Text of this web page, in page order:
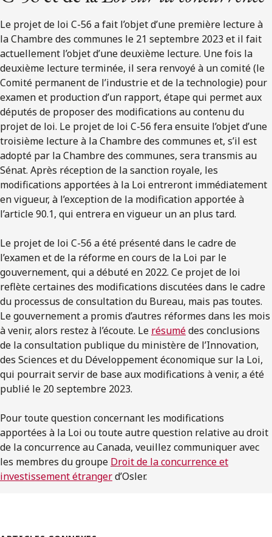
Le projet de loi C-56 a fait l’objet d’une première lecture à
la Chambre des communes le 21 septembre 2023 et il fait
actuellement l’objet d’une deuxième lecture. Une fois la
deuxième lecture terminée, il sera renvoyé à un comité (le
Comité permanent de l’industrie et de la technologie) pour
examen et production d’un rapport, étape qui permet aux
députés de proposer des modifications au contenu du
projet de loi. Le projet de loi C-56 fera ensuite l’objet d’une
troisième lecture à la Chambre des communes et, s’il est
adopté par la Chambre des communes, sera transmis au
Sénat. Après réception de la sanction royale, les
modifications apportées à la Loi entreront immédiatement
en vigueur, à l’exception de la modification apportée à
l’article 90.1, qui entrera en vigueur un an plus tard.
Le projet de loi C-56 a été présenté dans le cadre de
l’examen et de la réforme en cours de la Loi par le
gouvernement, qui a débuté en 2022. Ce projet de loi
reflète certaines des modifications discutées dans le cadre
du processus de consultation du Bureau, mais pas toutes.
Le gouvernement a promis d’autres réformes dans les mois
à venir, alors restez à l’écoute. Le résumédes conclusions
de la consultation publique du ministère de l’Innovation,
des Sciences et du Développement économique sur la Loi,
qui pourrait servir de base aux modifications à venir, a été
publié le 20 septembre 2023.
Pour toute question concernant les modifications
apportées à la Loi ou toute autre question relative au droit
de la concurrence au Canada, veuillez communiquer avec
les membres du groupe Droit de la concurrence et
investissement étrangerd’Osler.